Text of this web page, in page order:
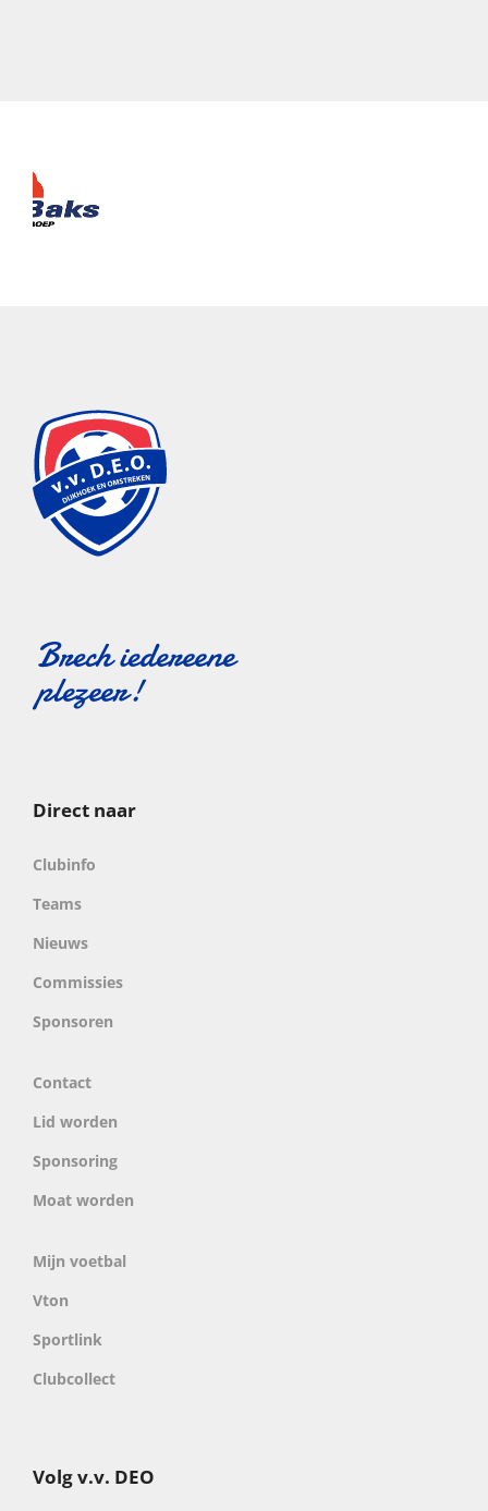
Direct naar
Clubinfo
Teams
Nieuws
Commissies
Sponsoren
Contact
Lid worden
Sponsoring
Moat worden
Mijn voetbal
Vton
Sportlink
Clubcollect
Volg v.v. DEO